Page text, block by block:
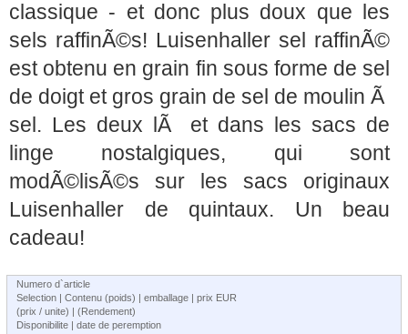
classique - et donc plus doux que les
sels raffinÃ©s! Luisenhaller sel raffinÃ©
est obtenu en grain fin sous forme de sel
de doigt et gros grain de sel de moulin Ã
sel. Les deux lÃ et dans les sacs de
linge nostalgiques, qui sont
modÃ©lisÃ©s sur les sacs originaux
Luisenhaller de quintaux. Un beau
cadeau!
Numero d`article
Selection | Contenu (poids) | emballage | prix EUR
(prix / unite) | (Rendement)
Disponibilite | date de peremption